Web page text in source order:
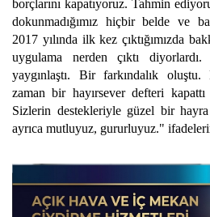
borçlarını kapatıyoruz. Tahmin
dokunmadığımız hiçbir belde ve
2017 yılında ilk kez çıktığımızda
uygulama nerden çıktı
yaygınlaştı. Bir farkındalık
zaman bir hayırsever defteri kapattı
Sizlerin destekleriyle güzel bir
ayrıca mutluyuz, gururluyuz."